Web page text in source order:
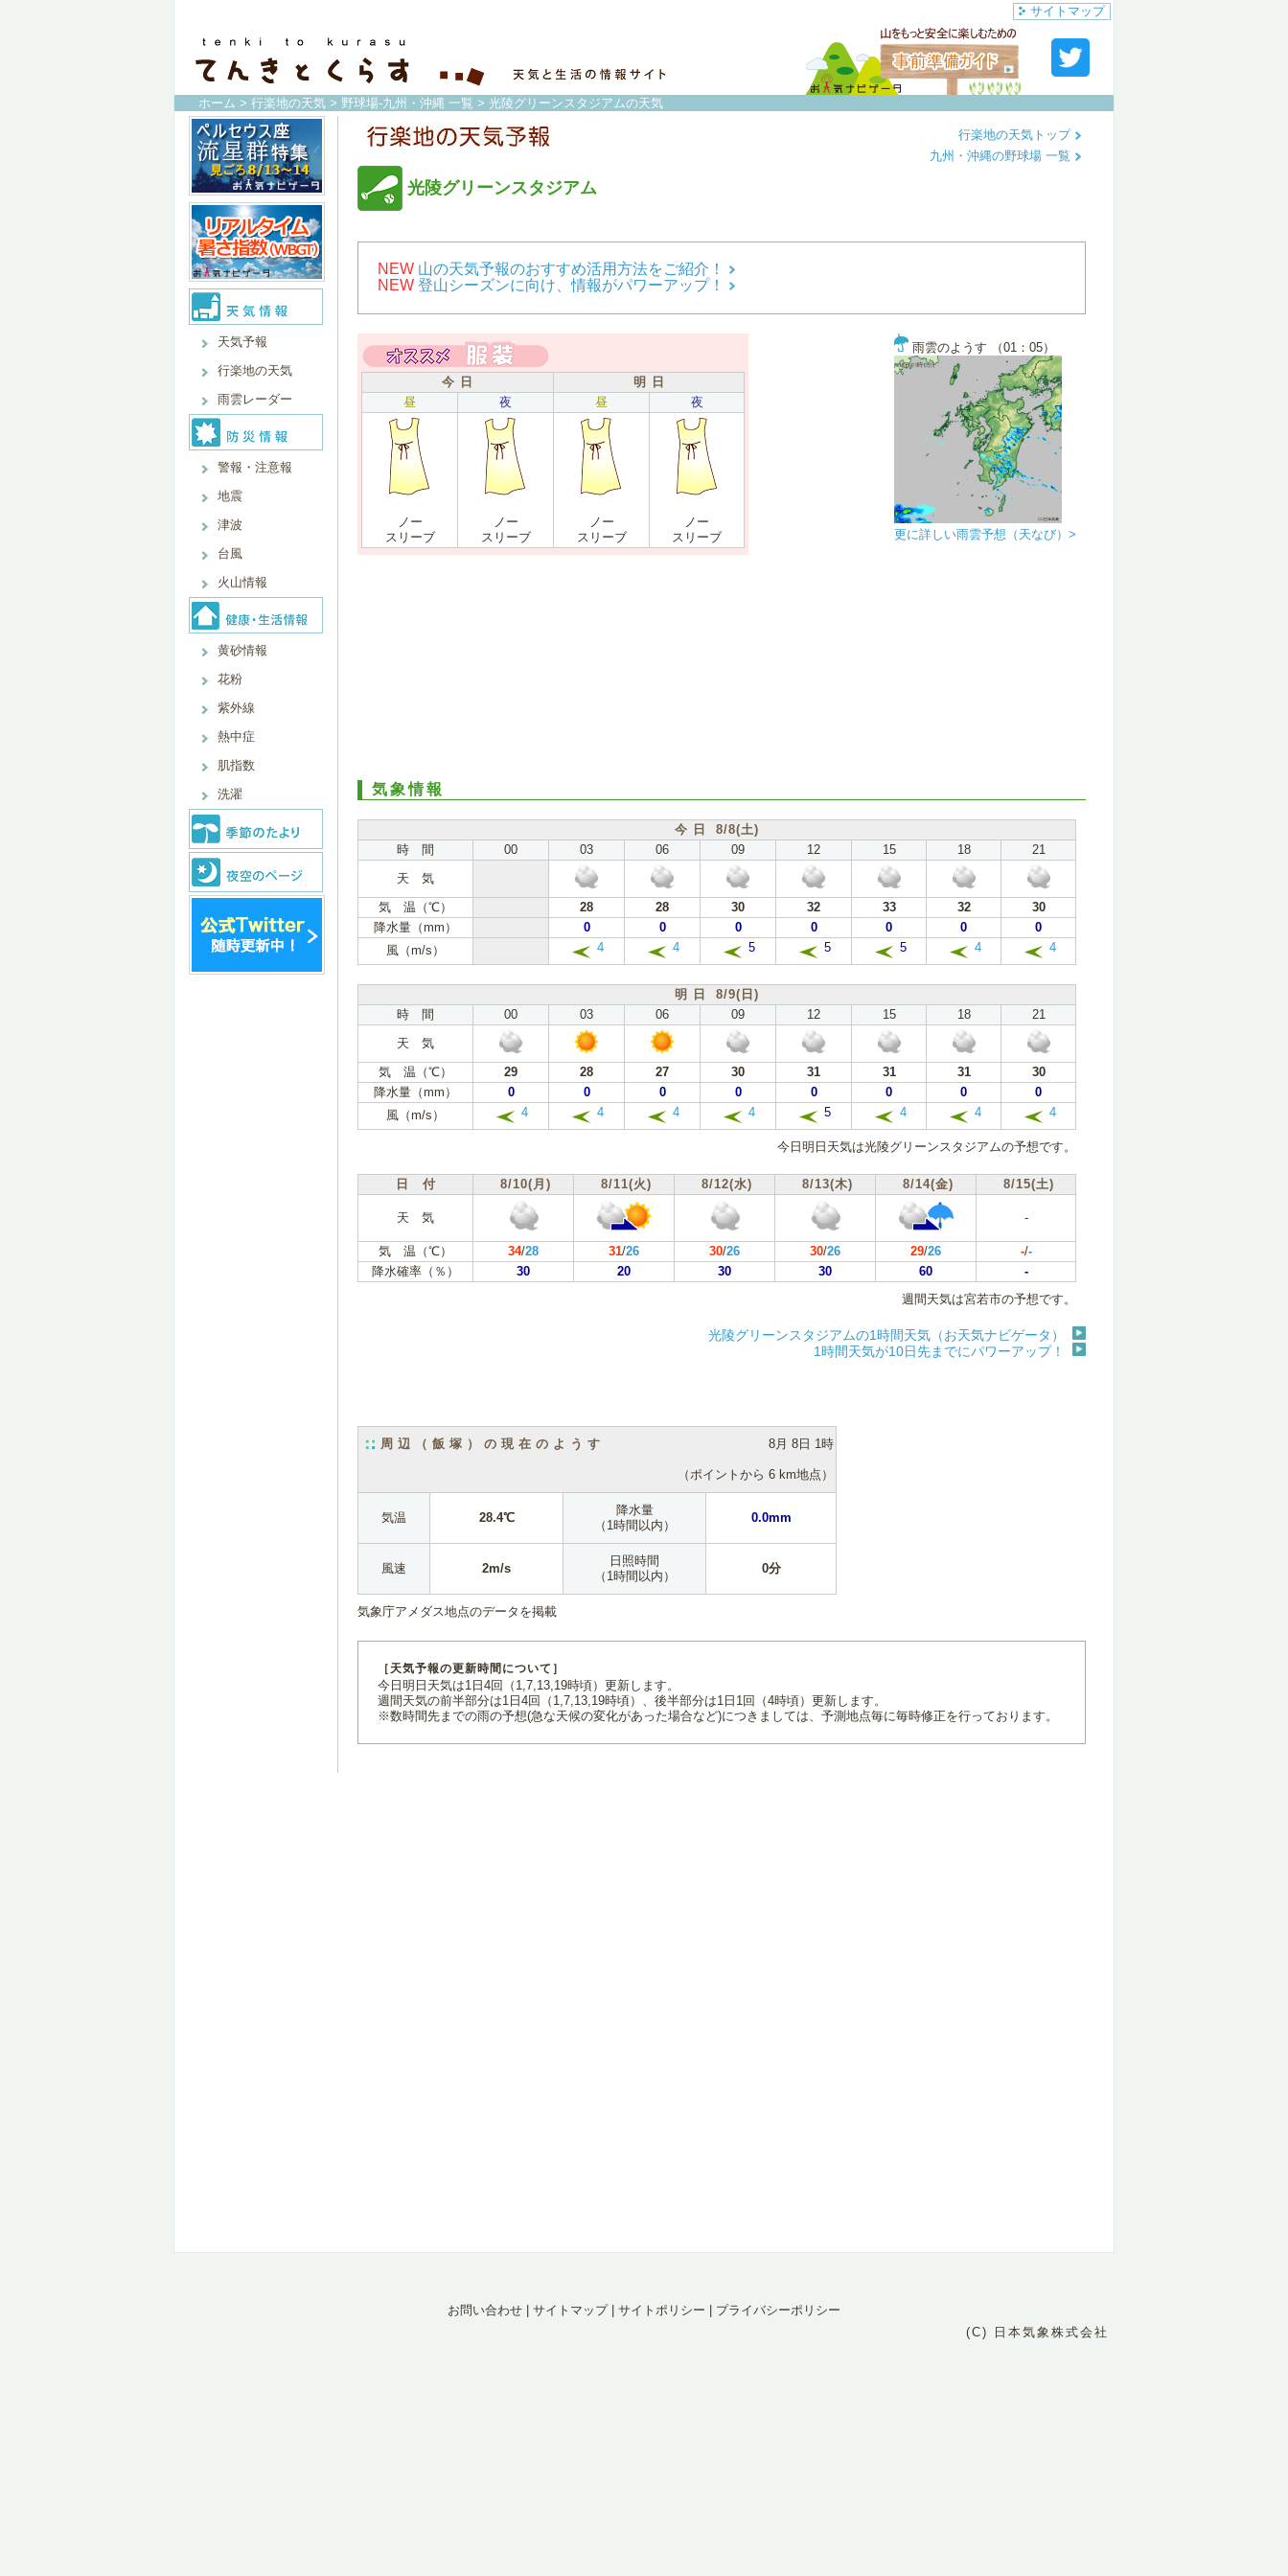
サイトマップ
ホーム > 行楽地の天気 > 野球場-九州・沖縄 一覧 > 光陵グリーンスタジアムの天気
天気予報
行楽地の天気
雨雲レーダー
警報・注意報
地震
津波
台風
火山情報
黄砂情報
花粉
紫外線
熱中症
肌指数
洗濯
光陵グリーンスタジアム
行楽地の天気トップ
九州・沖縄の野球場 一覧
NEW 山の天気予報のおすすめ活用方法をご紹介！
NEW 登山シーズンに向け、情報がパワーアップ！
今 日
明 日
昼
夜 昼 夜
ノー
スリーブ
ノー
スリーブ
ノー
スリーブ
ノー
スリーブ
雨雲のようす （01：05）
更に詳しい雨雲予想（天なび）>
気象情報
今 日 8/8(土)
時 間
00 03 06 09 12 15 18
21
天 気
気 温（℃）
28 28 30 32 33 32
30
降水量（mm）
0 0 0 0 0 0
0
風（m/s）
4 4 5 5 5 4 4
明 日 8/9(日)
時 間
00 03 06 09 12 15 18
21
天 気
気 温（℃）
29 28 27 30 31 31 31
30
降水量（mm）
0 0 0 0 0 0 0
0
風（m/s）
4 4 4 4 5 4 4 4
今日明日天気は光陵グリーンスタジアムの予想です。
日 付 8/10(月) 8/11(火) 8/12(水) 8/13(木) 8/14(金) 8/15(土)
天 気 -
気 温（℃） 34/28 31/26 30/26 30/26 29/26 -/-
降水確率（％）
30 20 30 30 60
-
週間天気は宮若市の予想です。
光陵グリーンスタジアムの1時間天気（お天気ナビゲータ）
1時間天気が10日先までにパワーアップ！
周辺（飯塚）の現在のようす 8月 8日 1時
（ポイントから 6 km地点）
気温 28.4℃
降水量
（1時間以内）
0.0mm
風速 2m/s
日照時間
（1時間以内）
0分
気象庁アメダス地点のデータを掲載
［天気予報の更新時間について］
今日明日天気は1日4回（1,7,13,19時頃）更新します。
週間天気の前半部分は1日4回（1,7,13,19時頃）、後半部分は1日1回（4時頃）更新します。
※数時間先までの雨の予想(急な天候の変化があった場合など)につきましては、予測地点毎に毎時修正を行っております。
お問い合わせ サイトマップ| サイトポリシー
プライバシーポリシー
(C) 日本気象株式会社